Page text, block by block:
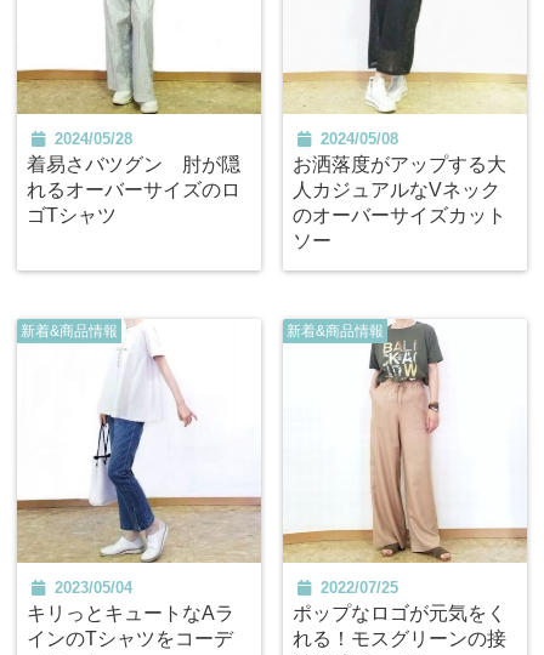
2024/05/28
着易さバツグン 肘が隠
れるオーバーサイズのロ
ゴTシャツ
2024/05/08
お洒落度がアップする大
人カジュアルなVネック
のオーバーサイズカット
ソー
新着&商品情報
2023/05/04
キリっとキュートなAラ
インのTシャツをコーデ
新着&商品情報
2022/07/25
ポップなロゴが元気をく
れる！モスグリーンの接